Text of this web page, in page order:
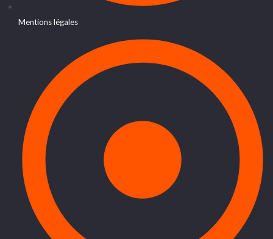
Mentions légales